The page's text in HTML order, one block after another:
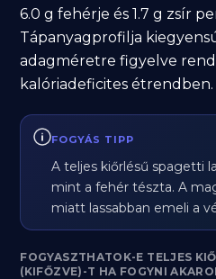
6.0 g fehérje és 1.7 g zsír
Tápanyagprofilja
adagméretre figyelve
kalóriadeficites étrendben.
FOGYÁS TIPP
A teljes kiőrlésű spagetti
mint a fehér tészta. A
miatt lassabban emeli a
FOGYASZTHATOK-E TELJES
(KIFŐZVE)-T HA FOGYNI